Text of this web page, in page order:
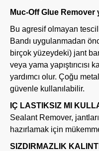
Muc-Off Glue Remover
Bu agresif olmayan
Bandı uygulanmadan
birçok yüzeydeki) jant
veya yama yapıştırıcısı
yardımcı olur. Çoğu
güvenle kullanılabilir.
IÇ LASTIKSIZ MI
Sealant Remover,
hazırlamak için
SIZDIRMAZLIK